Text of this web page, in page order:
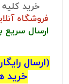
خرید
فروشگاه
ارسال سریع
(ارسال
خرید های